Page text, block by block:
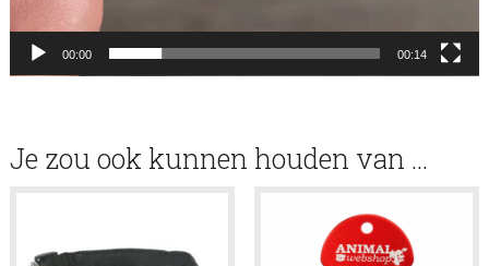
00:00 00:14
Je zou ook kunnen houden van …